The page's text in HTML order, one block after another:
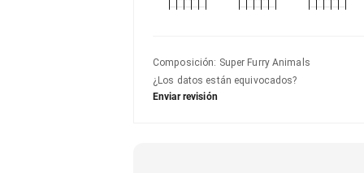
Composición: Super Furry Animals
¿Los datos están equivocados?
Enviar revisión